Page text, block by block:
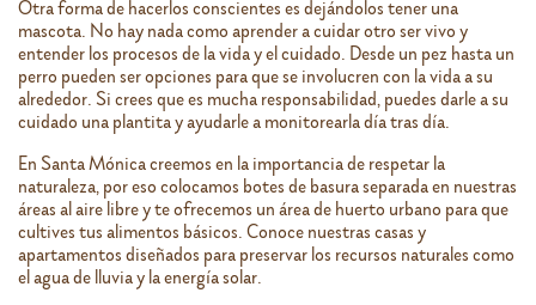
Otra forma de hacerlos conscientes es dejándolos tener una
mascota. No hay nada como aprender a cuidar otro ser vivo y
entender los procesos de la vida y el cuidado. Desde un pez hasta un
perro pueden ser opciones para que se involucren con la vida a su
alrededor. Si crees que es mucha responsabilidad, puedes darle a su
cuidado una plantita y ayudarle a monitorearla día tras día.
En Santa Mónica creemos en la importancia de respetar la
naturaleza, por eso colocamos botes de basura separada en nuestras
áreas al aire libre y te ofrecemos un área de huerto urbano para que
cultives tus alimentos básicos. Conoce nuestras casas y
apartamentos diseñados para preservar los recursos naturales como
el agua de lluvia y la energía solar.